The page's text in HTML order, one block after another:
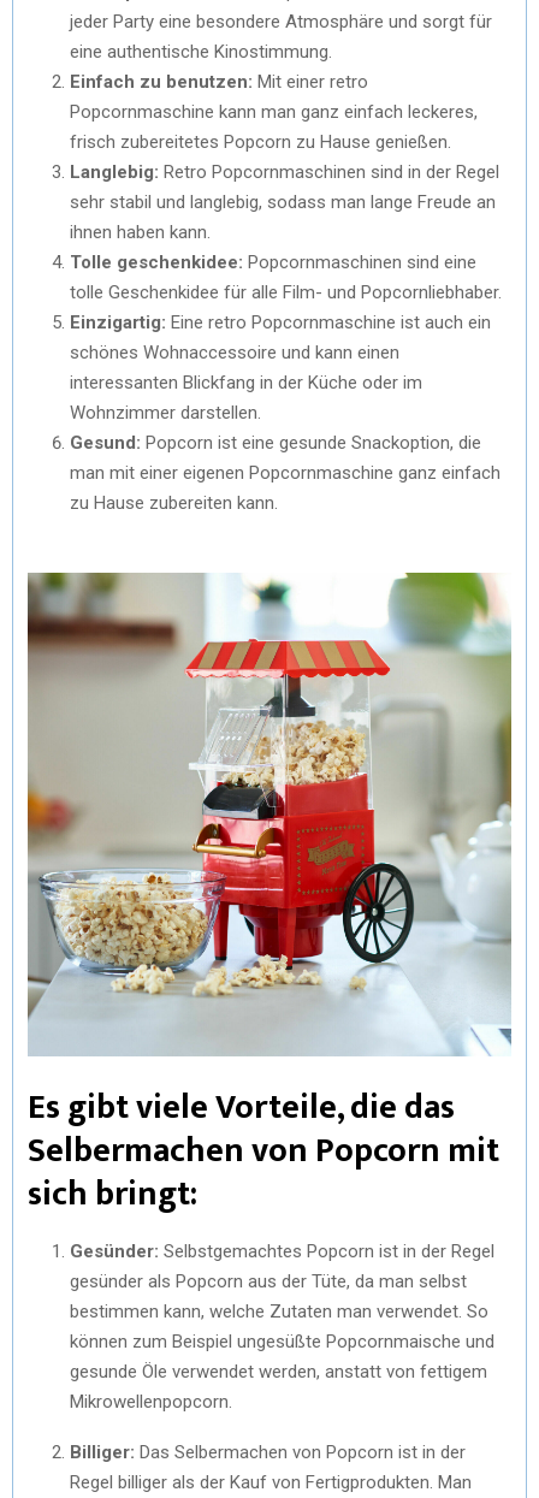
jeder Party eine besondere Atmosphäre und sorgt für
eine authentische Kinostimmung.
Einfach zu benutzen: Mit einer retro
Popcornmaschine kann man ganz einfach leckeres,
frisch zubereitetes Popcorn zu Hause genießen.
Langlebig: Retro Popcornmaschinen sind in der Regel
sehr stabil und langlebig, sodass man lange Freude an
ihnen haben kann.
Tolle geschenkidee: Popcornmaschinen sind eine
tolle Geschenkidee für alle Film- und Popcornliebhaber.
Einzigartig: Eine retro Popcornmaschine ist auch ein
schönes Wohnaccessoire und kann einen
interessanten Blickfang in der Küche oder im
Wohnzimmer darstellen.
Gesund: Popcorn ist eine gesunde Snackoption, die
man mit einer eigenen Popcornmaschine ganz einfach
zu Hause zubereiten kann.
Es gibt viele Vorteile, die das
Selbermachen von Popcorn mit
sich bringt:
Gesünder: Selbstgemachtes Popcorn ist in der Regel
gesünder als Popcorn aus der Tüte, da man selbst
bestimmen kann, welche Zutaten man verwendet. So
können zum Beispiel ungesüßte Popcornmaische und
gesunde Öle verwendet werden, anstatt von fettigem
Mikrowellenpopcorn.
Billiger: Das Selbermachen von Popcorn ist in der
Regel billiger als der Kauf von Fertigprodukten. Man